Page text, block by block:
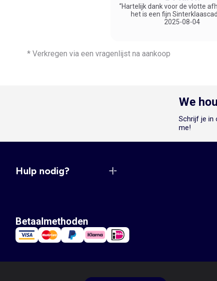
“Hartelijk dank voor de vlotte
het is een fijn
2025-08-04
* Verkregen via een vragenlijst na aankoop
We
Schrijf je in
me!
Hulp nodig?
Betaalmethoden